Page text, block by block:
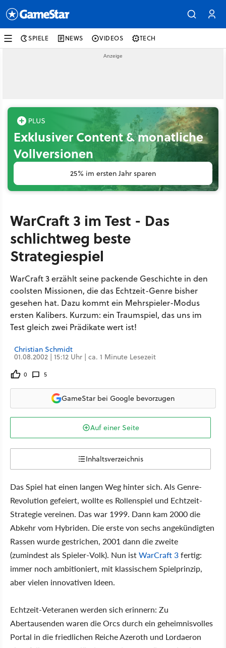
SPIELE NEWS VIDEOS TECH
Exklusiver Content & monatliche
Vollversionen
25% im ersten Jahr sparen
WarCraft 3 im Test - Das
schlichtweg beste
Strategiespiel
WarCraft 3 erzählt seine packende Geschichte in den
coolsten Missionen, die das Echtzeit-Genre bisher
gesehen hat. Dazu kommt ein Mehrspieler-Modus
ersten Kalibers. Kurzum: ein Traumspiel, das uns im
Test gleich zwei Prädikate wert ist!
Christian Schmidt
01.08.2002 | 15:12 Uhr | ca. 1 Minute Lesezeit
0 5
GameStar bei Google bevorzugen
Auf einer Seite
Inhaltsverzeichnis
Das Spiel hat einen langen Weg hinter sich. Als Genre-
Revolution gefeiert, wollte es Rollenspiel und Echtzeit-
Strategie vereinen. Das war 1999. Dann kam 2000 die
Abkehr vom Hybriden. Die erste von sechs angekündigten
Rassen wurde gestrichen, 2001 dann die zweite
(zumindest als Spieler-Volk). Nun istWarCraft 3fertig:
immer noch ambitioniert, mit klassischem Spielprinzip,
aber vielen innovativen Ideen.
Echtzeit-Veteranen werden sich erinnern: Zu
Abertausenden waren die Orcs durch ein geheimnisvolles
Portal in die friedlichen Reiche Azeroth und Lordaeron